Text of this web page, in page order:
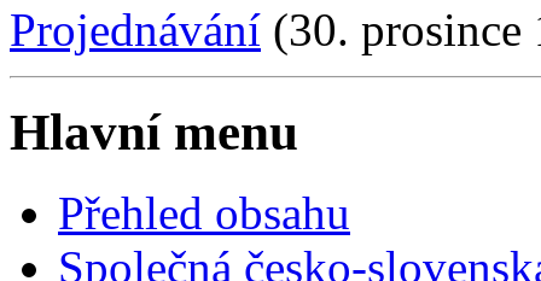
Projednávání (30. prosince
Hlavní menu
Přehled obsahu
Společná česko-